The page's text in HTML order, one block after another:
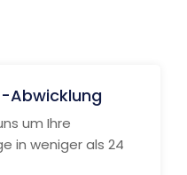
Abwicklung
um Ihre
in weniger als 24